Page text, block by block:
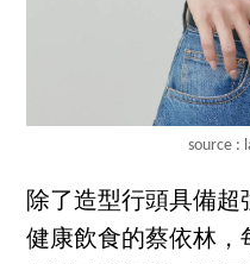
source :
除了造型行頭具備
健康飲食的蔡依林，